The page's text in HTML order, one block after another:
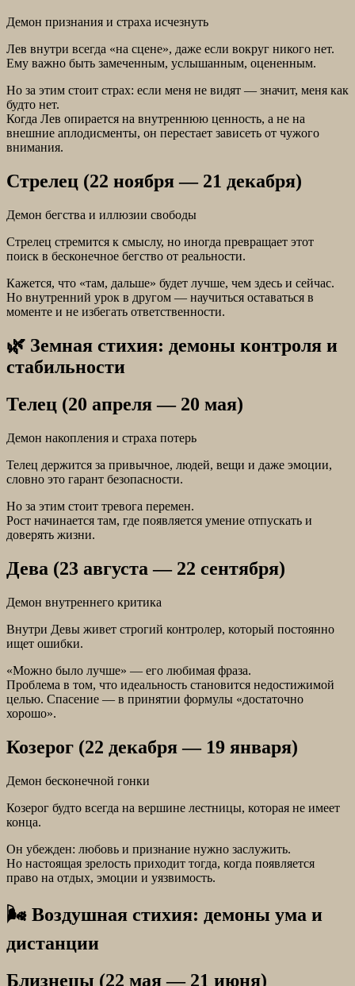
Демон признания и страха исчезнуть
Лев внутри всегда «на сцене», даже если вокруг никого нет.
Ему важно быть замеченным, услышанным, оцененным.
Но за этим стоит страх: если меня не видят — значит, меня как
будто нет.
Когда Лев опирается на внутреннюю ценность, а не на
внешние аплодисменты, он перестает зависеть от чужого
внимания.
Стрелец (22 ноября — 21 декабря)
Демон бегства и иллюзии свободы
Стрелец стремится к смыслу, но иногда превращает этот
поиск в бесконечное бегство от реальности.
Кажется, что «там, дальше» будет лучше, чем здесь и сейчас.
Но внутренний урок в другом — научиться оставаться в
моменте и не избегать ответственности.
🌿 Земная стихия: демоны контроля и
стабильности
Телец (20 апреля — 20 мая)
Демон накопления и страха потерь
Телец держится за привычное, людей, вещи и даже эмоции,
словно это гарант безопасности.
Но за этим стоит тревога перемен.
Рост начинается там, где появляется умение отпускать и
доверять жизни.
Дева (23 августа — 22 сентября)
Демон внутреннего критика
Внутри Девы живет строгий контролер, который постоянно
ищет ошибки.
«Можно было лучше» — его любимая фраза.
Проблема в том, что идеальность становится недостижимой
целью. Спасение — в принятии формулы «достаточно
хорошо».
Козерог (22 декабря — 19 января)
Демон бесконечной гонки
Козерог будто всегда на вершине лестницы, которая не имеет
конца.
Он убежден: любовь и признание нужно заслужить.
Но настоящая зрелость приходит тогда, когда появляется
право на отдых, эмоции и уязвимость.
🌬 Воздушная стихия: демоны ума и
дистанции
Близнецы (22 мая — 21 июня)